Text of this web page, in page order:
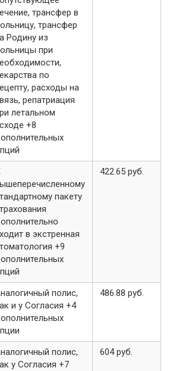
трансфер в
трансфер
Родину из
при
по
расходы на
репатриация
летальном
+8
пакету
в экстренная
+9
422.65 руб.
полис,
и у Согласия +4
486.88 руб.
полис,
у Согласия +7
604 руб.